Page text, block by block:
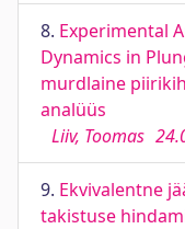
8. Experimental
Dynamics in
murdlaine
analüüs
Liiv, Toomas
9. Ekvivalentne
takistuse